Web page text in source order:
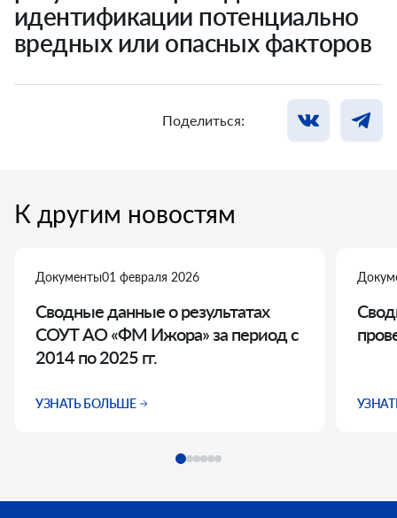
идентификации потенциально
вредных или опасных факторов
Поделиться:
К другим новостям
Документы01 февраля 2026
Сводные данные о результатах
СОУТ АО «ФМ Ижора» за период с
2014 по 2025 гг.
УЗНАТЬ БОЛЬШЕ